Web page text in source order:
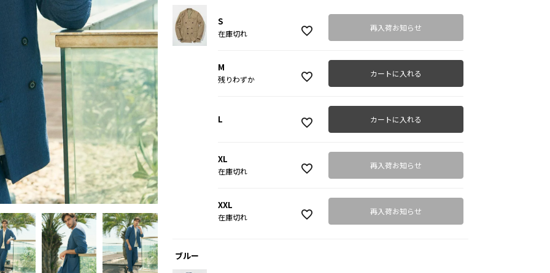
S
在庫切れ
再入荷お知らせ
M
残りわずか
カートに入れる
L カートに入れる
XL
在庫切れ
再入荷お知らせ
XXL
在庫切れ
再入荷お知らせ
ブルー